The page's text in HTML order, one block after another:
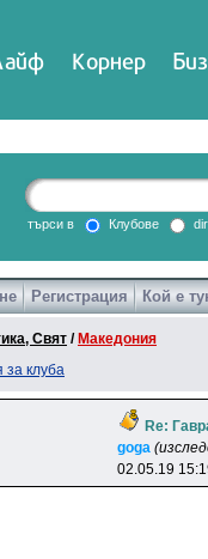
Корнер
Impressio
търси в Клубове
Регистрация Кой е
Свят / Македония
клуба
Re:
goga
02.05.19